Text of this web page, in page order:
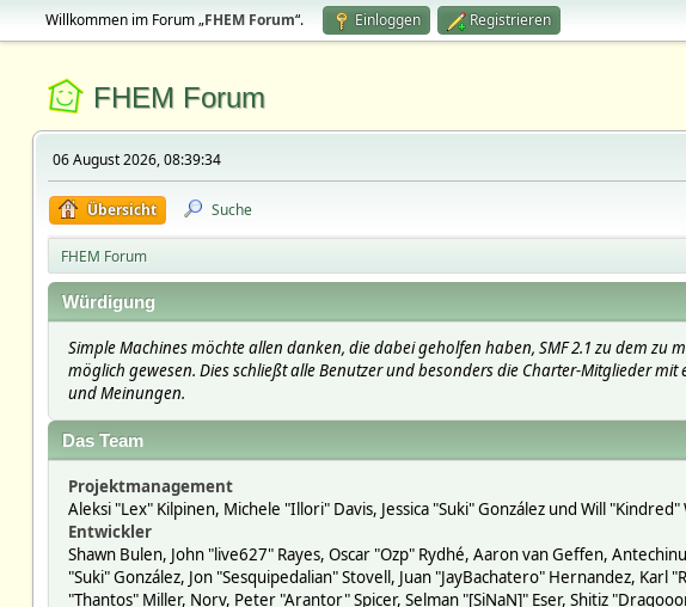
Willkommen im Forum „FHEM Forum“. Einloggen Registrieren
FHEM Forum
06 August 2026, 08:39:34
Übersicht Suche
FHEM Forum
Würdigung
Simple Machines möchte allen danken, die dabei geholfen haben, SMF 2.1 zu dem
möglich gewesen. Dies schließt alle Benutzer und besonders die Charter-Mitglieder
und Meinungen.
Das Team
Projektmanagement
Aleksi "Lex" Kilpinen, Michele "Illori" Davis, Jessica "Suki" González und Will "Kindred"
Entwickler
Shawn Bulen, John "live627" Rayes, Oscar "Ozp" Rydhé, Aaron van Geffen,
"Suki" González, Jon "Sesquipedalian" Stovell, Juan "JayBachatero" Hernandez,
"Thantos" Miller, Norv, Peter "Arantor" Spicer, Selman "[SiNaN]" Eser, Shitiz